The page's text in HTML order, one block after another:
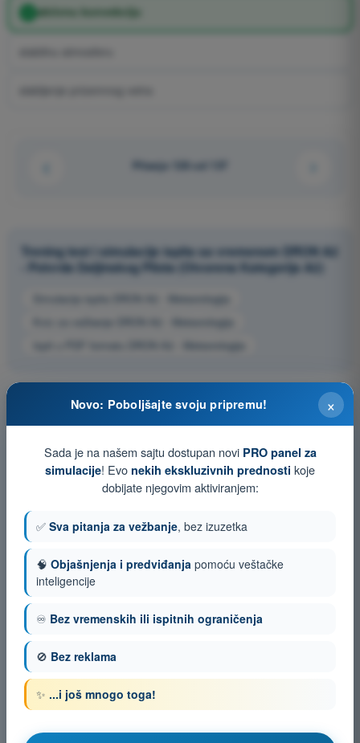
aktivnu konvekciju
Pitanje 128 od 137
Trening test i simulacije ispita sa vremenom DRON A2
- Potvrda Daljinskog Pilota (Otvorena Kategorija A2)
Simulacija ispita DRON A2 - Meteorologija
Kviz za vežbanje DRON A2 - Meteorologija
Ispit u PDF formatu DRON A2 - Meteorologija
×
Novo: Poboljšajte svoju pripremu!
Sada je na našem sajtu dostupan novi PRO panel za
simulacije! Evo nekih ekskluzivnih prednosti koje
dobijate njegovim aktiviranjem:
✅ Sva pitanja za vežbanje, bez izuzetka
🧠 Objašnjenja i predviđanja pomoću veštačke
inteligencije
♾️ Bez vremenskih ili ispitnih ograničenja
🚫 Bez reklama
✨ ...i još mnogo toga!